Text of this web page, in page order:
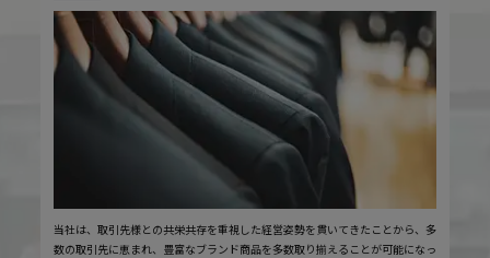
当社は、取引先様との共栄共存を重視した経営姿勢を貫いてきたことから、多
数の取引先に恵まれ、豊富なブランド商品を多数取り揃えることが可能になっ